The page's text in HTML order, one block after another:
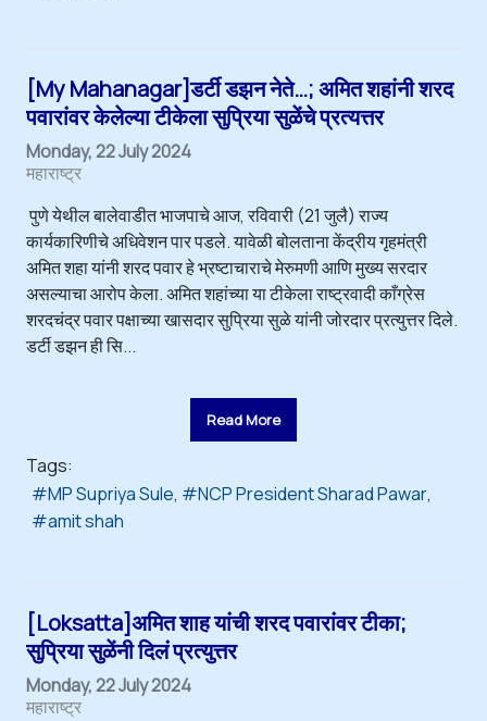
[My Mahanagar]डर्टी डझन नेते…; अमित शहांनी शरद
पवारांवर केलेल्या टीकेला सुप्रिया सुळेंचे प्रत्यत्तर
Monday, 22 July 2024
महाराष्ट्र
पुणे येथील बालेवाडीत भाजपाचे आज, रविवारी (21 जुलै) राज्य
कार्यकारिणीचे अधिवेशन पार पडले. यावेळी बोलताना केंद्रीय गृहमंत्री
अमित शहा यांनी शरद पवार हे भ्रष्टाचाराचे मेरुमणी आणि मुख्य सरदार
असल्याचा आरोप केला. अमित शहांच्या या टीकेला राष्ट्रवादी काँग्रेस
शरदचंद्र पवार पक्षाच्या खासदार सुप्रिया सुळे यांनी जोरदार प्रत्युत्तर दिले.
डर्टी डझन ही सि...
Read More
Tags:
MP Supriya Sule
NCP President Sharad Pawar
amit shah
[Loksatta]अमित शाह यांची शरद पवारांवर टीका;
सुप्रिया सुळेंनी दिलं प्रत्युत्तर
Monday, 22 July 2024
महाराष्ट्र